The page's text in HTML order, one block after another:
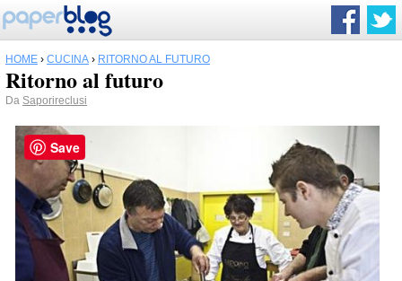
HOME › CUCINA › RITORNO AL FUTURO
Ritorno al futuro
Da Saporireclusi
Save